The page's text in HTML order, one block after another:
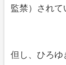
監禁）されて
但し、ひろゆ